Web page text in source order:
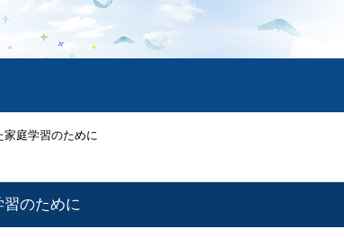
家庭学習のために
習のために